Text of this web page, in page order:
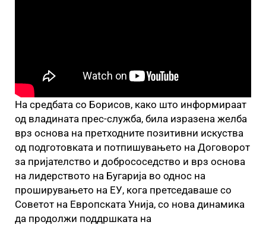
На средбата со Борисов, како што информираат
од владината прес-служба, била изразена желба
врз основа на претходните позитивни искуства
од подготовката и потпишувањето на Договорот
за пријателство и добрососедство и врз основа
на лидерството на Бугарија во однос на
проширувањето на ЕУ, кога претседаваше со
Советот на Европската Унија, со нова динамика
да продолжи поддршката на